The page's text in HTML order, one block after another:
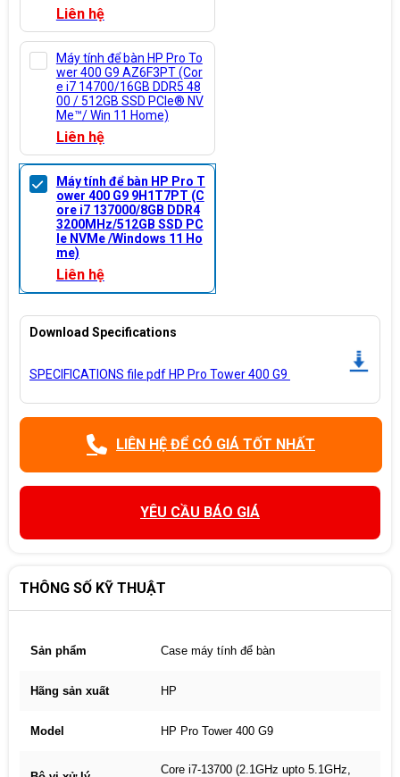
Liên hệ
Máy tính để bàn HP Pro To
wer 400 G9 AZ6F3PT (Cor
e i7 14700/16GB DDR5 48
00 / 512GB SSD PCIe® NV
Me™/ Win 11 Home)
Liên hệ
Máy tính để bàn HP Pro T
ower 400 G9 9H1T7PT (C
ore i7 137000/8GB DDR4
3200MHz/512GB SSD PC
Ie NVMe /Windows 11 Ho
me)
Liên hệ
Download Specifications
SPECIFICATIONS file pdf HP Pro Tower 400 G9
LIÊN HỆ ĐỂ CÓ GIÁ TỐT NHẤT
YÊU CẦU BÁO GIÁ
THÔNG SỐ KỸ THUẬT
Sản phẩm Case máy tính để bàn
Hãng sản xuất HP
Model HP Pro Tower 400 G9
Core i7-13700 (2.1GHz upto 5.1GHz,